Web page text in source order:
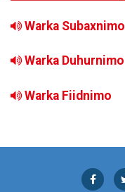
Warka Subaxnimo
Warka Duhurnimo
Warka Fiidnimo